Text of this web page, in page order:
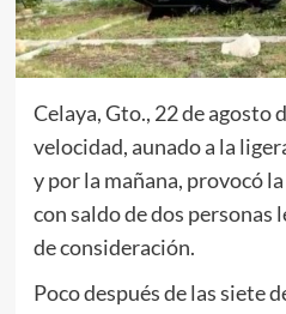
Celaya, Gto., 22 de agosto
velocidad, aunado a la
y por la mañana, provocó
con saldo de dos personas
de consideración.
Poco después de las siete